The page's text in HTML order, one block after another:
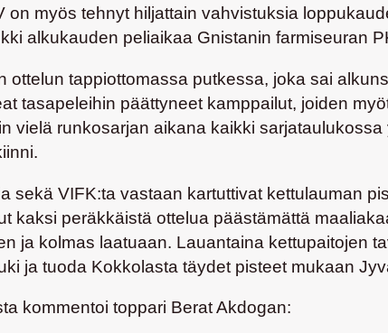
on myös tehnyt hiljattain vahvistuksia
alkukauden peliaikaa Gnistanin farmiseuran
tappiottomassa putkessa, joka sai
tasapeleihin päättyneet kamppailut, joiden
vielä runkosarjan aikana kaikki
sekä VIFK:ta vastaan kartuttivat kettulauman
kaksi peräkkäistä ottelua päästämättä
ja kolmas laatuaan. Lauantaina kettupaitojen
ja tuoda Kokkolasta täydet pisteet mukaan
kommentoi toppari Berat Akdogan: